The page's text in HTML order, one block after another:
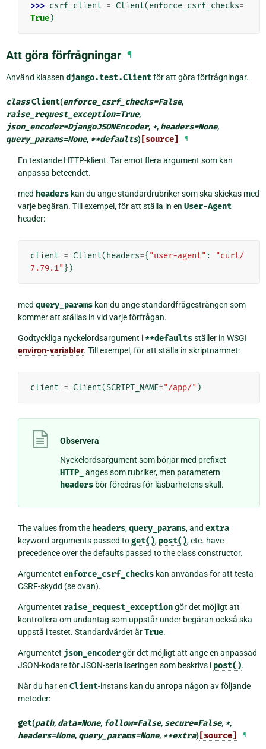
>>> csrf_client = Client(enforce_csrf_checks=
True)
Att göra förfrågningar ¶
Använd klassen django.test.Clientför att göra förfrågningar.
classClient(enforce_csrf_checks=False,
raise_request_exception=True,
json_encoder=DjangoJSONEncoder, *, headers=None,
query_params=None, **defaults) [source] ¶
En testande HTTP-klient. Tar emot flera argument som kan
anpassa beteendet.
med headerskan du ange standardrubriker som ska skickas med
varje begäran. Till exempel, för att ställa in en User-Agent
header:
client = Client( headers={ "user-agent" :
"curl/
7.79.1" })
med query_paramskan du ange standardfrågesträngen som
kommer att ställas in vid varje förfrågan.
Godtyckliga nyckelordsargument i **defaultsställer in WSGI
environ-variabler. Till exempel, för att ställa in skriptnamnet:
client = Client(SCRIPT_NAME="/app/" )
Observera
Nyckelordsargument som börjar med prefixet
HTTP_ anges som rubriker, men parametern
headersbör föredras för läsbarhetens skull.
The values from the headers,query_params, and extra
keyword arguments passed toget(), post(), etc. have
precedence over the defaults passed to the class constructor.
Argumentet enforce_csrf_checkskan användas för att testa
CSRF-skydd (se ovan).
Argumentet raise_request_exceptiongör det möjligt att
kontrollera om undantag som uppstår under begäran också ska
uppstå i testet. Standardvärdet ärTrue.
Argumentet json_encodergör det möjligt att ange en anpassad
JSON-kodare för JSON-serialiseringen som beskrivs i post().
När du har en Client-instans kan du anropa någon av följande
metoder:
get(path, data=None, follow=False, secure=False, *,
headers=None, query_params=None, **extra)[source] ¶